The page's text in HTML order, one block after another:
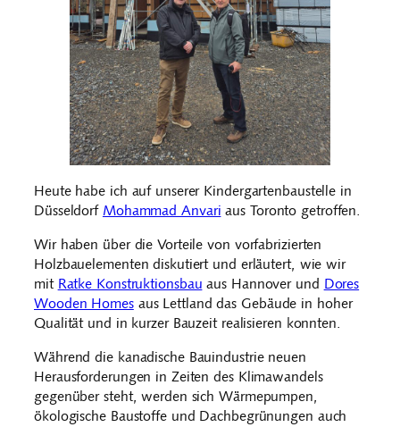
Heute habe ich auf unserer Kindergartenbaustelle in
Düsseldorf Mohammad Anvari aus Toronto getroffen.
Wir haben über die Vorteile von vorfabrizierten
Holzbauelementen diskutiert und erläutert, wie wir
mit Ratke Konstruktionsbau aus Hannover und Dores
Wooden Homesaus Lettland das Gebäude in hoher
Qualität und in kurzer Bauzeit realisieren konnten.
Während die kanadische Bauindustrie neuen
Herausforderungen in Zeiten des Klimawandels
gegenüber steht, werden sich Wärmepumpen,
ökologische Baustoffe und Dachbegrünungen auch